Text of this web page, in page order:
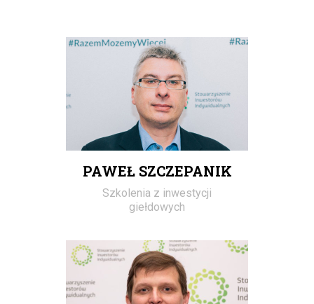
PAWEŁ SZCZEPANIK
Szkolenia z inwestycji
giełdowych